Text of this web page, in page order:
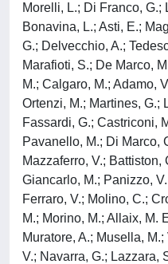
Morelli, L.; Di Franco, G.;
Bonavina, L.; Asti, E.;
G.; Delvecchio, A.;
Marafioti, S.; De Marco,
M.; Calgaro, M.; Adamo,
Ortenzi, M.; Martines, G.;
Fassardi, G.; Castriconi,
Pavanello, M.; Di Marco,
Mazzaferro, V.; Battiston,
Giancarlo, M.; Panizzo,
Ferraro, V.; Molino, C.;
M.; Morino, M.; Allaix, M.
Muratore, A.; Musella,
V.; Navarra, G.; Lazzara,